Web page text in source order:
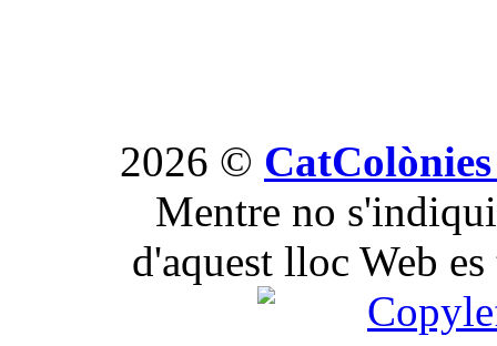
2026 © CatColònies
Mentre no
d'aquest lloc Web